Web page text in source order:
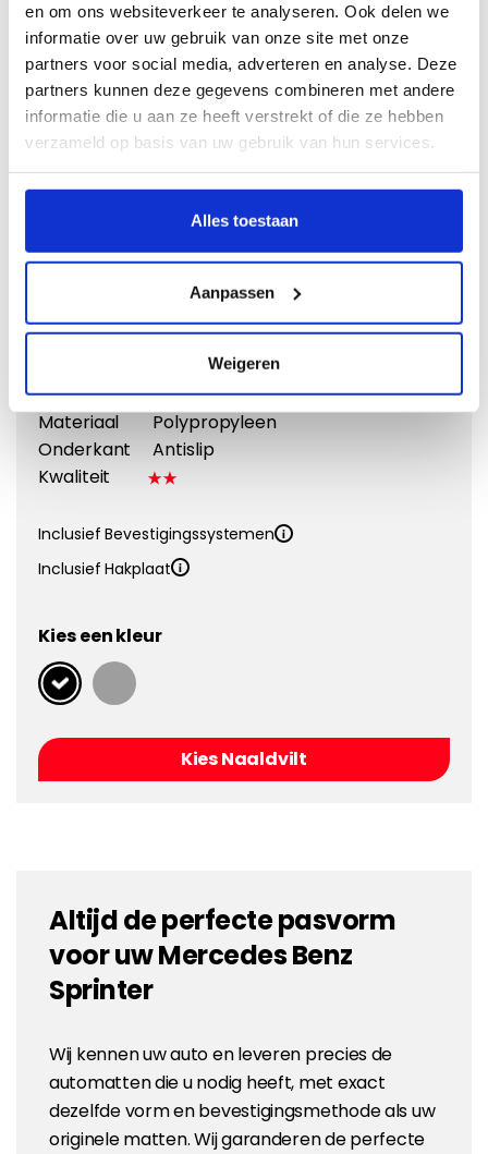
en om ons websiteverkeer te analyseren. Ook delen we
informatie over uw gebruik van onze site met onze
partners voor social media, adverteren en analyse. Deze
partners kunnen deze gegevens combineren met andere
informatie die u aan ze heeft verstrekt of die ze hebben
verzameld op basis van uw gebruik van hun services.
Alles toestaan
Aanpassen
Weigeren
Vergroten
Vanaf €31,95
Matdikte
4 mm
Materiaal
Polypropyleen
Onderkant
Antislip
Kwaliteit
Inclusief Bevestigingssystemen
Inclusief Hakplaat
Kies een kleur
Kies Naaldvilt
Altijd de perfecte pasvorm
voor uw Mercedes Benz
Sprinter
Wij kennen uw auto en leveren precies de
automatten die u nodig heeft, met exact
dezelfde vorm en bevestigingsmethode als uw
originele matten. Wij garanderen de perfecte